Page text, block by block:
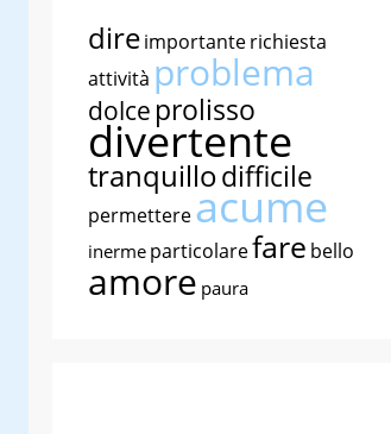
direimportanterichiesta
attività problema
dolce prolisso
divertente
tranquillodifficile
permettereacume
inerme particolarefare bello
amore paura